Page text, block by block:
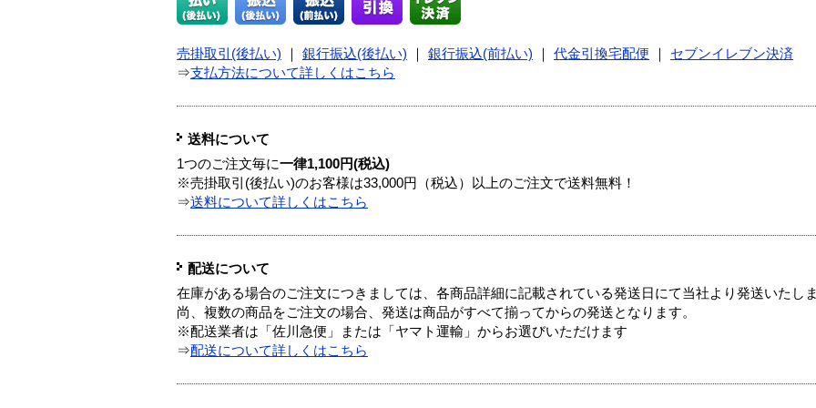
売掛取引(後払い) 銀行振込(後払い) 銀行振込(前払い) 代金引換宅配便
セブンイレブン決済
⇒支払方法について詳しくはこちら
送料について
1つのご注文毎に一律1,100円(税込)
※売掛取引(後払い)のお客様は33,000円（税込）以上のご注文で送料無料！
⇒送料について詳しくはこちら
配送について
在庫がある場合のご注文につきましては、各商品詳細に記載されている発送日にて当社より発送いたし
尚、複数の商品をご注文の場合、発送は商品がすべて揃ってからの発送となります。
※配送業者は「佐川急便」または「ヤマト運輸」からお選びいただけます
⇒配送について詳しくはこちら